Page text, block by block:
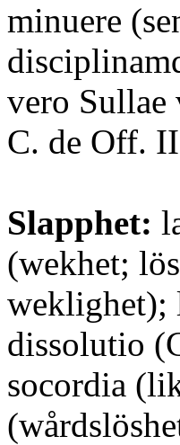
minuere
vero Sullae
C. de Off.
Slapphet:
(wekhet;
weklighet);
dissolutio
socordia